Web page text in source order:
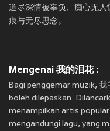
道尽深情被辜负、痴心无
痕与无尽思念。
Mengenai 我的泪花 :
Bagi penggemar muzik,
boleh dilepaskan.
menampilkan artis
mengandungi lagu, yang